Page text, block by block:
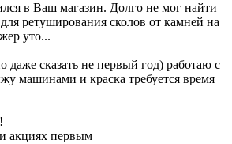
в Ваш магазин. Долго не мог найти
ретуширования сколов от камней на
уто...
сказать не первый год) работаю с
машинами и краска требуется время
акциях первым